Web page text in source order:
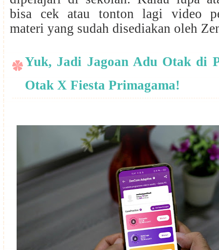
bisa cek atau tonton lagi video
materi yang sudah disediakan oleh
Yuk, Jadi Jagoan Adu Otak di
Otak X Fiesta Primagama!